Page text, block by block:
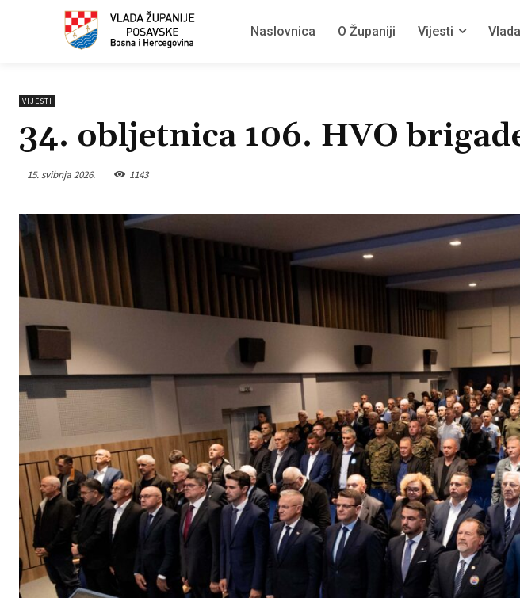
Naslovnica O Županiji Vijesti Vlada
VIJESTI
34. obljetnica 106. HVO
15. svibnja 2026. 1143